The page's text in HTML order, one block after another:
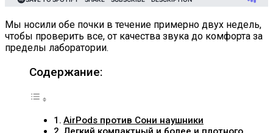
Мы носили обе почки в течение примерно двух недель,
чтобы проверить все, от качества звука до комфорта за
пределы лаборатории.
Содержание:
AirPods против Сони наушники